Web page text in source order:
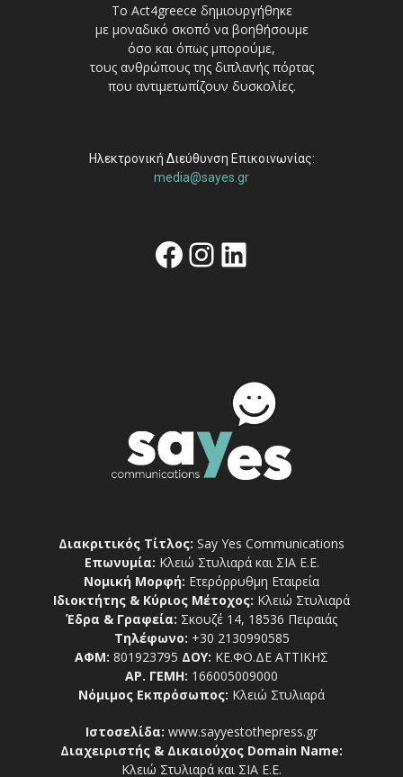
Το Act4greece δημιουργήθηκε
με μοναδικό σκοπό να βοηθήσουμε
όσο και όπως μπορούμε,
τους ανθρώπους της διπλανής πόρτας
που αντιμετωπίζουν δυσκολίες.
Ηλεκτρονική Διεύθυνση Επικοινωνίας:
media@sayes.gr
Facebook
Instagram
Linkedin
Διακριτικός Τίτλος: Say Yes Communications
Επωνυμία: Κλειώ Στυλιαρά και ΣΙΑ Ε.Ε.
Νομική Μορφή: Ετερόρρυθμη Εταιρεία
Ιδιοκτήτης & Κύριος Μέτοχος: Κλειώ Στυλιαρά
Έδρα & Γραφεία: Σκουζέ 14, 18536 Πειραιάς
Τηλέφωνο: +30 2130990585
ΑΦΜ: 801923795 ΔΟΥ: ΚΕ.ΦΟ.ΔΕ ΑΤΤΙΚΗΣ
ΑΡ. ΓΕΜΗ: 166005009000
Νόμιμος Εκπρόσωπος: Κλειώ Στυλιαρά
Ιστοσελίδα: www.sayyestothepress.gr
Διαχειριστής & Δικαιούχος Domain Name:
Κλειώ Στυλιαρά και ΣΙΑ Ε.Ε.